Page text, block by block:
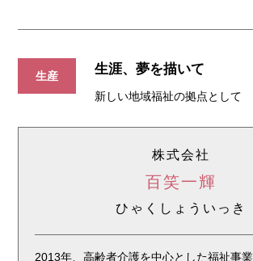
生産 生涯、夢を描いて
新しい地域福祉の拠点として
株式会社
百笑一輝
ひゃくしょういっき
2013年、高齢者介護を中心とした福祉事